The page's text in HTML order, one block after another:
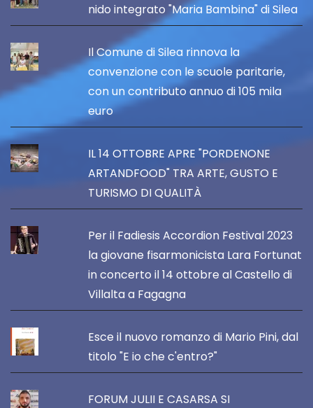
nido integrato "Maria Bambina" di Silea
Il Comune di Silea rinnova la
convenzione con le scuole paritarie,
con un contributo annuo di 105 mila
euro
IL 14 OTTOBRE APRE "PORDENONE
ARTANDFOOD" TRA ARTE, GUSTO E
TURISMO DI QUALITÀ
Per il Fadiesis Accordion Festival 2023
la giovane fisarmonicista Lara Fortunat
in concerto il 14 ottobre al Castello di
Villalta a Fagagna
Esce il nuovo romanzo di Mario Pini, dal
titolo "E io che c'entro?"
FORUM JULII E CASARSA SI